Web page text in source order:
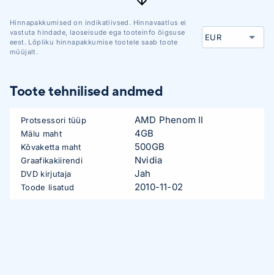
Hinnapakkumised on indikatiivsed. Hinnavaatlus ei
vastuta hindade, laoseisude ega tooteinfo õigsuse
eest. Lõpliku hinnapakkumise tootele saab toote
müüjalt.
Toote tehnilised andmed
Protsessori tüüp AMD Phenom II
Mälu maht 4GB
Kõvaketta maht 500GB
Graafikakiirendi Nvidia
DVD kirjutaja Jah
Toode lisatud 2010-11-02